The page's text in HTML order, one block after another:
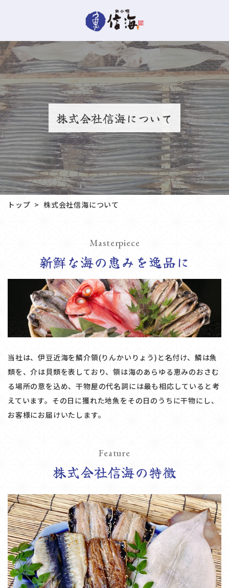
株式会社信海について
トップ > 株式会社信海について
Masterpiece
新鮮な海の恵みを逸品に
当社は、伊豆近海を鱗介領(りんかいりょう)と名付け、鱗は魚
類を、介は貝類を表しており、領は海のあらゆる恵みのおさむ
る場所の意を込め、干物屋の代名詞には最も相応していると考
えています。その日に獲れた地魚をその日のうちに干物にし、
お客様にお届けいたします。
Feature
株式会社信海の特徴